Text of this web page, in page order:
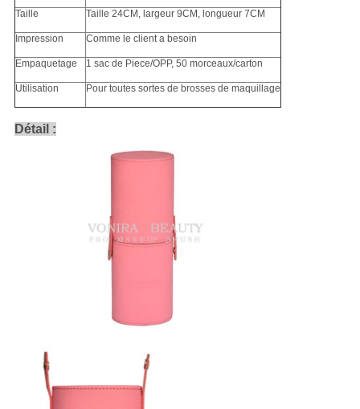
Taille Taille 24CM, largeur 9CM, longueur 7CM
Impression Comme le client a besoin
Empaquetage 1 sac de Piece/OPP, 50 morceaux/carton
Utilisation Pour toutes sortes de brosses de maquillage
Détail :